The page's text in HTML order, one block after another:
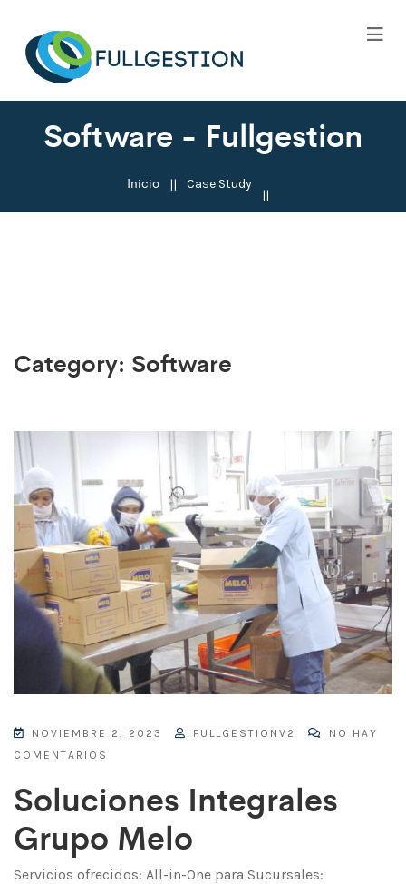
Software - Fullgestion
Inicio Case Study
Category: Software
NOVIEMBRE 2, 2023 FULLGESTIONV2
NO HAY
COMENTARIOS
Soluciones Integrales
Grupo Melo
Servicios ofrecidos: All-in-One para Sucursales: